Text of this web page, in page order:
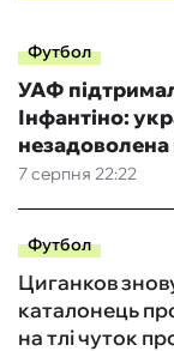
Футбол
7 серпня 22:22
УАФ
Інфантіно:
Футбол
Циганков
каталонець
на тлі чуток